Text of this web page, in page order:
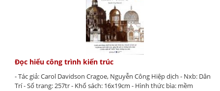
Đọc hiểu công trình kiến trúc
- Tác giả: Carol Davidson Cragoe, Nguyễn Công Hiệp dịch - Nxb: Dân
Trí - Số trang: 257tr - Khổ sách: 16x19cm - Hình thức bìa: mềm